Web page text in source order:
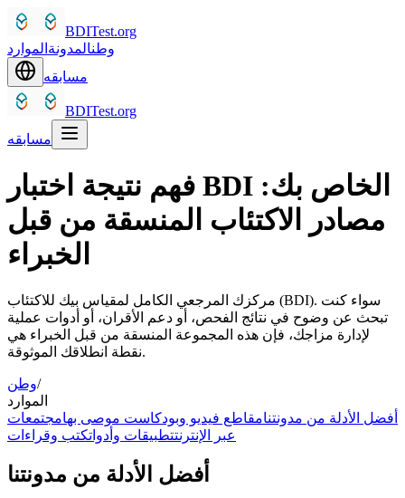
BDITest.org
وطنالمدونة الموارد
مسابقه
BDITest.org
مسابقه
فهم نتيجة اختبار BDI الخاص بك:
مصادر الاكتئاب المنسقة من قبل
الخبراء
مركزك المرجعي الكامل لمقياس بيك للاكتئاب (BDI). سواء كنت
تبحث عن وضوح في نتائج الفحص، أو دعم الأقران، أو أدوات عملية
لإدارة مزاجك، فإن هذه المجموعة المنسقة من قبل الخبراء هي
نقطة انطلاقك الموثوقة.
وطن/
الموارد
أفضل الأدلة من مدونتنامقاطع فيديو وبودكاست موصى بهامجتمعات
عبر الإنترنتتطبيقات وأدواتكتب وقراءات
أفضل الأدلة من مدونتنا